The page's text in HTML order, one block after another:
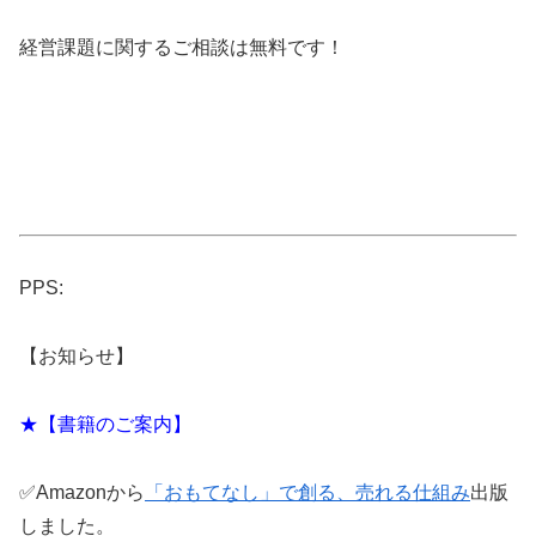
経営課題に関するご相談は無料です！
PPS:
【お知らせ】
★【書籍のご案内】
✅Amazonから 「おもてなし」で創る、売れる仕組み出版
しました。